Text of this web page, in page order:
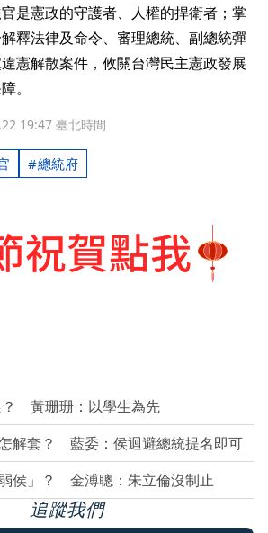
是憲政的守護者、人權的捍衛者；掌
釋法律及命令、審理總統、副總統彈
憲解散案件，攸關台灣民主憲政發展
。
19:47 臺北時間
總統府
？ 黃珊珊：以學生為先
怎解套？ 藍委：侯迴避總統提名即可
侯」？ 金溥聰：朱立倫沒制止
追蹤我們